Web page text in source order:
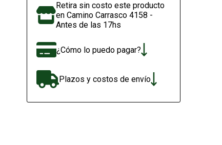
Retira sin costo este producto
en Camino Carrasco 4158 -
Antes de las 17hs
¿Cómo lo puedo pagar?
Plazos y costos de envío